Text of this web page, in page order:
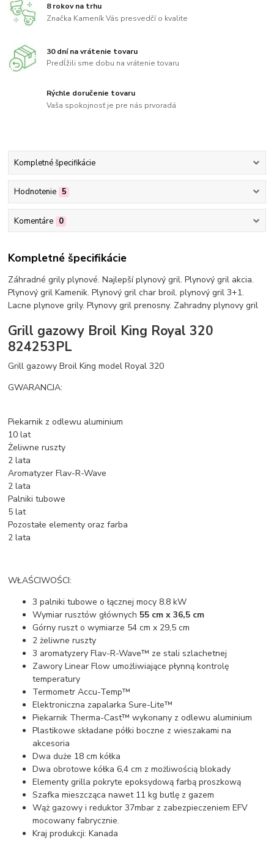
8 rokov na trhu
Značka Kameník Vás presvedčí o kvalite
30 dní na vrátenie tovaru
Predĺžili sme dobu na vrátenie tovaru
Rýchle doručenie tovaru
Vaša spokojnosť je pre nás prvoradá
Kompletné špecifikácie
Hodnotenie 5
Komentáre 0
Kompletné špecifikácie
Záhradné grily plynové. Najlepší plynový gril. Plynový gril akcia.
Plynový gril Kamenik. Plynový gril char broil. plynový gril 3+1.
Lacne plynove grily. Plynovy gril prenosny. Zahradny plynovy gril
Grill gazowy Broil King Royal 320
824253PL
Grill gazowy Broil King model Royal 320
GWARANCJA:
Piekarnik z odlewu aluminium
10 lat
Żeliwne ruszty
2 lata
Aromatyzer Flav-R-Wave
2 lata
Palniki tubowe
5 lat
Pozostałe elementy oraz farba
2 lata
WŁAŚCIWOŚCI:
3 palniki tubowe o łącznej mocy 8.8 kW
Wymiar rusztów głównych 55 cm x 36,5 cm
Górny ruszt o wymiarze 54 cm x 29,5 cm
2 żeliwne ruszty
3 aromatyzery Flav-R-Wave™ ze stali szlachetnej
Zawory Linear Flow umożliwiające płynną kontrolę
temperatury
Termometr Accu-Temp™
Elektroniczna zapalarka Sure-Lite™
Piekarnik Therma-Cast™ wykonany z odlewu aluminium
Plastikowe składane półki boczne z wieszakami na
akcesoria
Dwa duże 18 cm kółka
Dwa obrotowe kółka 6,4 cm z możliwością blokady
Elementy grilla pokryte epoksydową farbą proszkową
Szafka mieszcząca nawet 11 kg butlę z gazem
Wąż gazowy i reduktor 37mbar z zabezpieczeniem EFV
mocowany fabrycznie.
Kraj produkcji: Kanada